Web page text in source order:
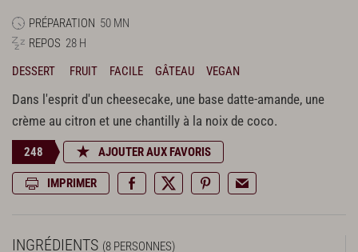
PRÉPARATION 50 MN
REPOS 28 H
DESSERT
FRUIT FACILE GÂTEAU VEGAN
Dans l'esprit d'un cheesecake, une base datte-amande, une
crème au citron et une chantilly à la noix de coco.
248 AJOUTER AUX FAVORIS
IMPRIMER
INGRÉDIENTS (8 PERSONNES)